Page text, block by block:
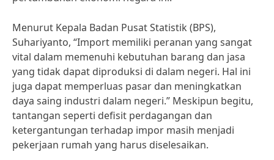
Menurut Kepala Badan Pusat Statistik (BPS),
Suhariyanto, “Import memiliki peranan yang sangat
vital dalam memenuhi kebutuhan barang dan jasa
yang tidak dapat diproduksi di dalam negeri. Hal ini
juga dapat memperluas pasar dan meningkatkan
daya saing industri dalam negeri.” Meskipun begitu,
tantangan seperti defisit perdagangan dan
ketergantungan terhadap impor masih menjadi
pekerjaan rumah yang harus diselesaikan.